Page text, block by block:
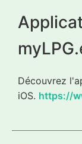
Découvrez
iOS. https://